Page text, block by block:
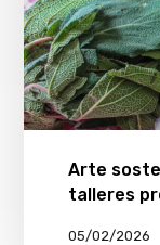
Arte
talleres
05/02/2026